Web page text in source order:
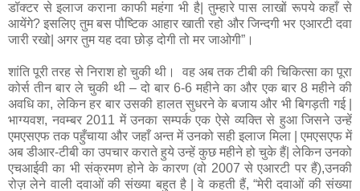
डॉक्टर से इलाज कराना काफी महंगा भी है| तुम्हारे पास लाखों रूपये कहाँ से
आयेंगे? इसलिए तुम बस पौष्टिक आहार खाती रहो और जिन्दगी भर एआरटी दवा
जारी रखो| अगर तुम यह दवा छोड़ दोगी तो मर जाओगी”।
शांति पूरी तरह से निराश हो चुकी थी। वह अब तक टीबी की चिकित्सा का पूरा
कोर्स तीन बार ले चुकी थी – दो बार 6-6 महीने का और एक बार 8 महीने की
अवधि का, लेकिन हर बार उसकी हालत सुधरने के बजाय और भी बिगड़ती गई |
भाग्यवश, नवम्बर 2011 में उनका सम्पर्क एक ऐसे व्यक्ति से हुआ जिसने उन्हें
एमएसएफ तक पहुँचाया और जहाँ अन्त में उनको सही इलाज मिला | एमएसएफ में
अब डीआर-टीबी का उपचार कराते हुये उन्हें कुछ महीने हो चुके हैं| लेकिन उनको
एचआईवी का भी संक्रमण होने के कारण (वो 2007 से एआरटी पर हैं),उनकी
रोज़ लेने वाली दवाओं की संख्या बहुत है | वे कहती हैं, “मेरी दवाओं की संख्या